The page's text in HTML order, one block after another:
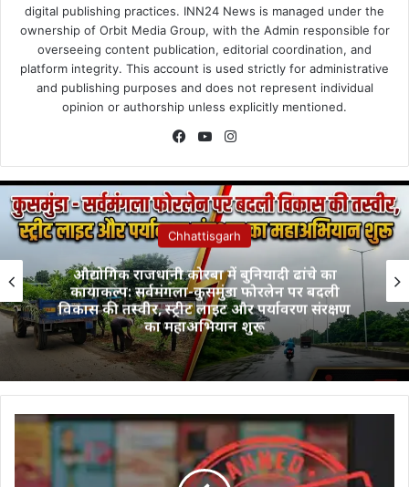
digital publishing practices. INN24 News is managed under the
ownership of Orbit Media Group, with the Admin responsible for
overseeing content publication, editorial coordination, and
platform integrity. This account is used strictly for administrative
and publishing purposes and does not represent individual
opinion or authorship unless explicitly mentioned.
FacebookYouTube
Chhattisgarh
औद्योगिक राजधानी कोरबा में बुनियादी ढांचे का
कायाकल्प: सर्वमंगला-कुसमुंडा फोरलेन पर बदली
विकास की तस्वीर, स्ट्रीट लाइट और पर्यावरण संरक्षण
का महाअभियान शुरू
Ullu,
और
Big